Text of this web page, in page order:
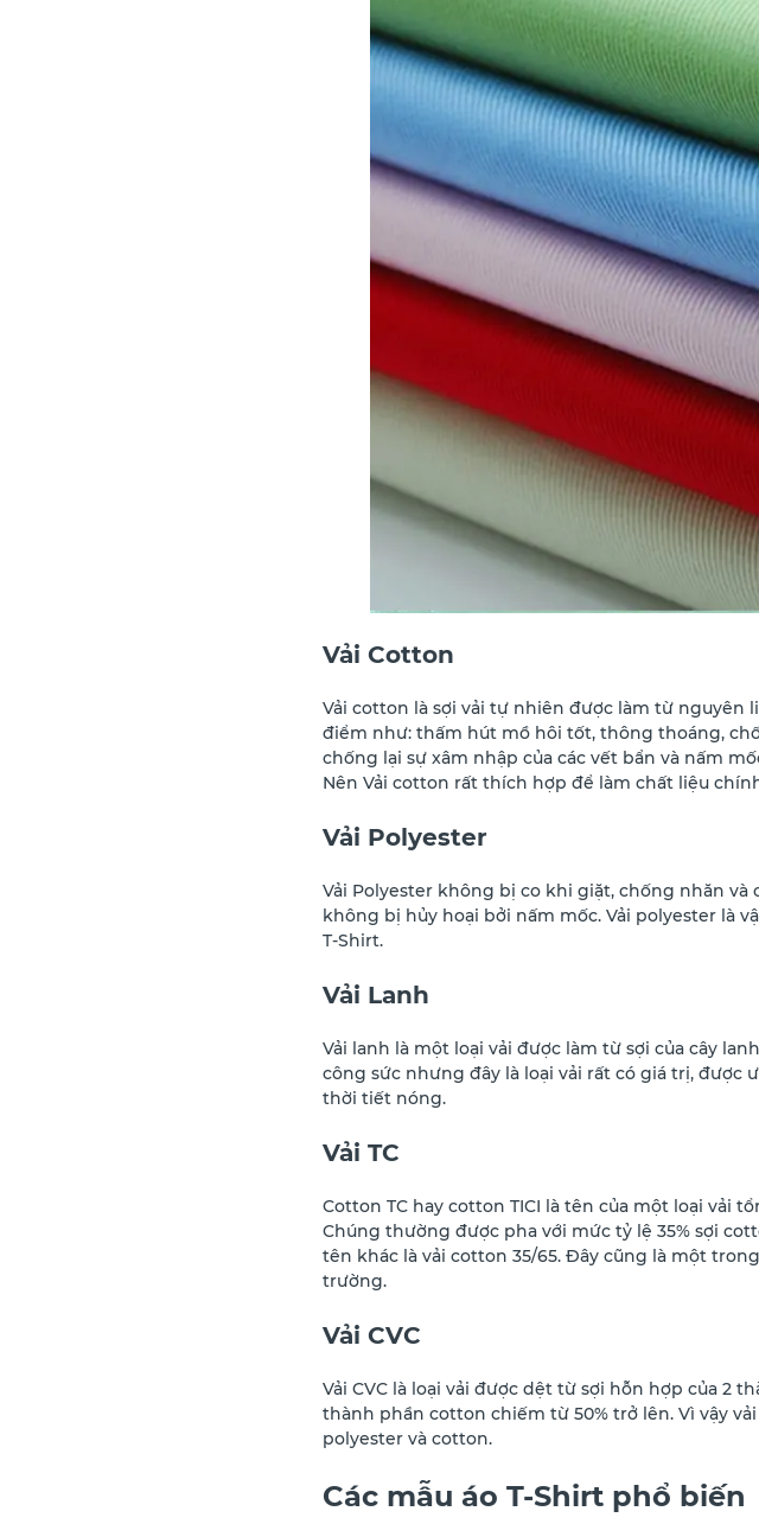
Vải Cotton
Vải cotton là sợi vải tự nhiên được làm từ nguyên
điểm như: thấm hút mồ hôi tốt, thông thoáng,
chống lại sự xâm nhập của các vết bẩn và nấm
Nên Vải cotton rất thích hợp để làm chất liệu
Vải Polyester
Vải Polyester không bị co khi giặt, chống nhăn
không bị hủy hoại bởi nấm mốc. Vải polyester là
T-Shirt.
Vải Lanh
Vải lanh là một loại vải được làm từ sợi của cây
công sức nhưng đây là loại vải rất có giá trị, được
thời tiết nóng.
Vải TC
Cotton TC hay cotton TICI là tên của một loại vải
Chúng thường được pha với mức tỷ lệ 35% sợi
tên khác là vải cotton 35/65. Đây cũng là một
trường.
Vải CVC
Vải CVC là loại vải được dệt từ sợi hỗn hợp của 2
thành phần cotton chiếm từ 50% trở lên. Vì vậy
polyester và cotton.
Các mẫu áo T-Shirt phổ biến